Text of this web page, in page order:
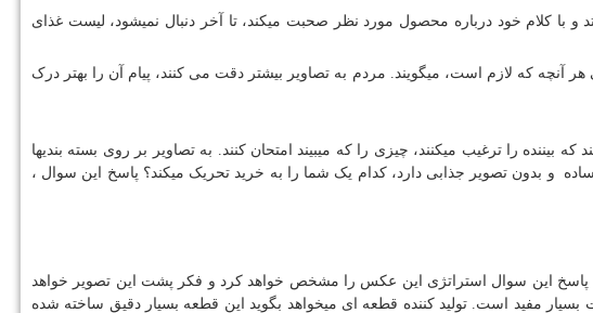
با کلام خود درباره محصول مورد نظر صحبت میکند، تا آخر دنبال نمیشود، لیست غذای
هر آنچه که لازم است، میگویند. مردم به تصاویر بیشتر دقت می کنند، پیام آن را بهتر درک
را ترغیب میکنند، چیزی را که میبیند امتحان کنند. به تصاویر بر روی بسته بندیها
و بدون تصویر جذابی دارد، کدام یک شما را به خرید تحریک میکند؟ پاسخ این سوال ،
پاسخ این سوال استراتژی این عکس را مشخص خواهد کرد و فکر پشت این تصویر خواهد
مفید است. تولید کننده قطعه ای میخواهد بگوید این قطعه بسیار دقیق ساخته شده